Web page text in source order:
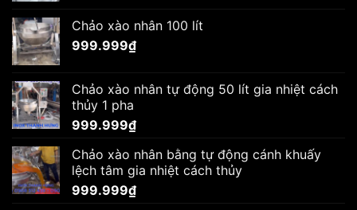
Chảo xào nhân 100 lít
999.999₫
Chảo xào nhân tự động 50 lít gia nhiệt cách
thủy 1 pha
999.999₫
Chảo xào nhân bằng tự động cánh khuấy
lệch tâm gia nhiệt cách thủy
999.999₫